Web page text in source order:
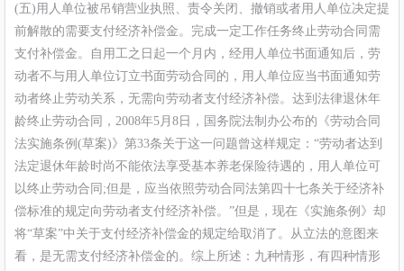
(五)用人单位被吊销营业执照、责令关闭、撤销或者用人单位决定提
前解散的需要支付经济补偿金。完成一定工作任务终止劳动合同需
支付补偿金。自用工之日起一个月内，经用人单位书面通知后，劳
动者不与用人单位订立书面劳动合同的，用人单位应当书面通知劳
动者终止劳动关系，无需向劳动者支付经济补偿。达到法律退休年
龄终止劳动合同，2008年5月8日，国务院法制办公布的《劳动合同
法实施条例(草案)》第33条关于这一问题曾这样规定：“劳动者达到
法定退休年龄时尚不能依法享受基本养老保险待遇的，用人单位可
以终止劳动合同;但是，应当依照劳动合同法第四十七条关于经济补
偿标准的规定向劳动者支付经济补偿。”但是，现在《实施条例》却
将“草案”中关于支付经济补偿金的规定给取消了。从立法的意图来
看，是无需支付经济补偿金的。综上所述：九种情形，有四种情形